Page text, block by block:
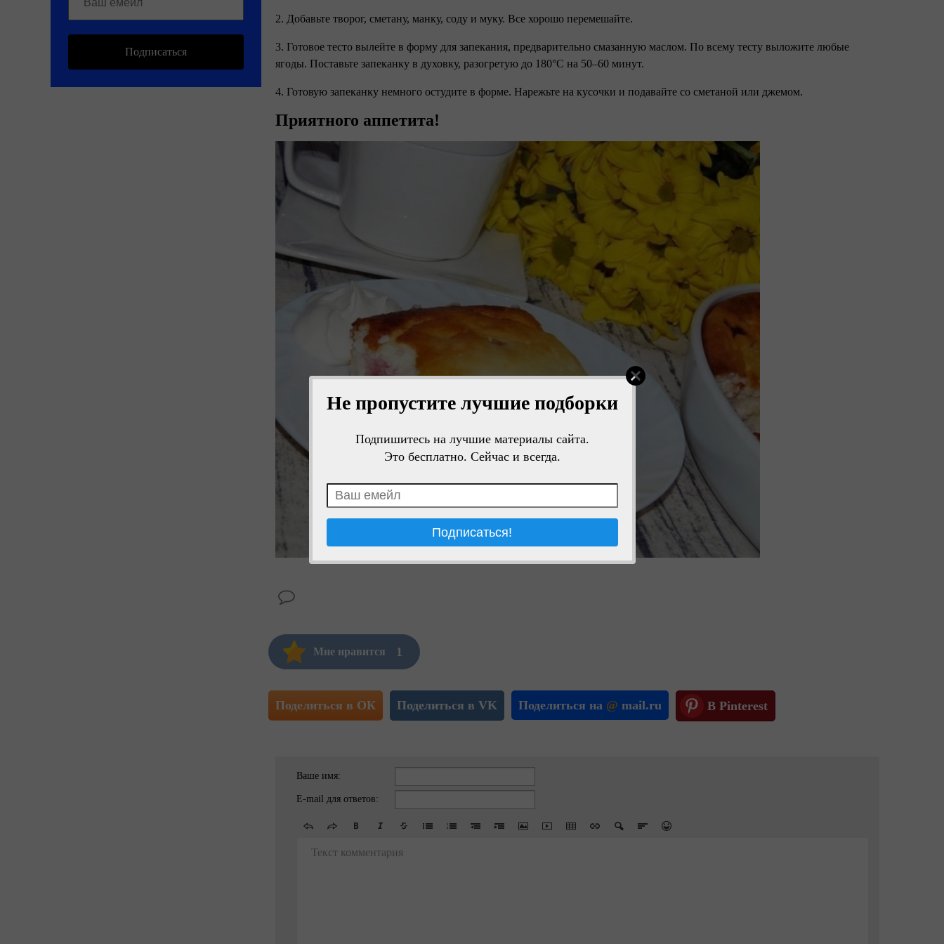
Не пропустите лучшие подборки
Подпишитесь на лучшие материалы сайта.
Это бесплатно. Сейчас и всегда.
Подписаться
2. Добавьте творог, сметану, манку, соду и муку. Все хорошо перемешайте.
3. Готовое тесто вылейте в форму для запекания, предварительно смазанную маслом. По всему тесту выложите любые
ягоды. Поставьте запеканку в духовку, разогретую до 180°С на 50–60 минут.
4. Готовую запеканку немного остудите в форме. Нарежьте на кусочки и подавайте со сметаной или джемом.
Приятного аппетита!
Мне нравится 1
Поделиться в ОК Поделиться в VK Поделиться на @ mail.ru В Pinterest
Ваше имя:
E-mail для ответов:
Текст комментария